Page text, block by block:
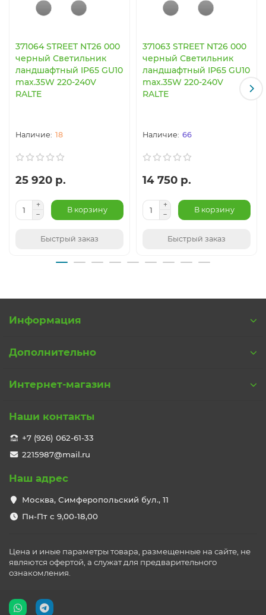
371064 STREET NT26 000
черный Светильник
ландшафтный IP65 GU10
max.35W 220-240V
RALTE
18
25 920 р.
В корзину
Быстрый заказ
371063 STREET NT26 000
черный Светильник
ландшафтный IP65 GU10
max.35W 220-240V
RALTE
66
14 750 р.
В корзину
Быстрый заказ
Информация
Дополнительно
Интернет-магазин
Наши контакты
+7 (926) 062-61-33
2215987@mail.ru
Наш адрес
Москва, Симферопольский бул., 11
Пн-Пт с 9,00-18,00
Цена и иные параметры товара, размещенные на сайте, не
являются офертой, а служат для предварительного
ознакомления.